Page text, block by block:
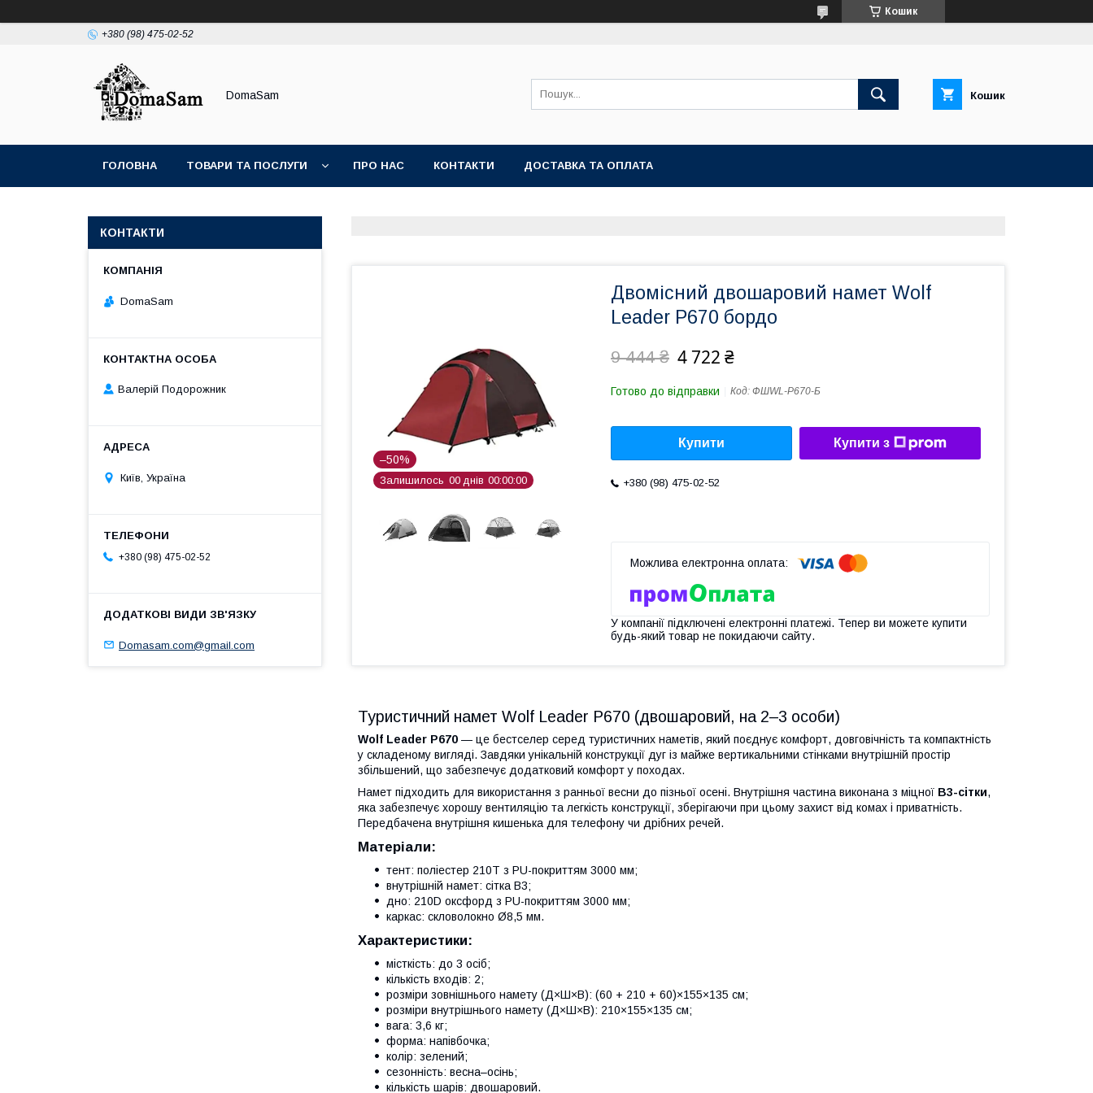
Кошик
+380 (98) 475-02-52
DomaSam Кошик
ГОЛОВНА ТОВАРИ ТА ПОСЛУГИ ПРО НАС КОНТАКТИ ДОСТАВКА ТА ОПЛАТА
–50%
Залишилось 00 днів 00 00 00
Двомісний двошаровий намет Wolf
Leader P670 бордо
9 444 ₴ 4 722 ₴
Готово до відправки Код: ФШWL-P670-Б
Купити Купити з
+380 (98) 475-02-52
У компанії підключені електронні платежі. Тепер ви можете купити
будь-який товар не покидаючи сайту.
Туристичний намет Wolf Leader P670 (двошаровий, на 2–3 особи)
Wolf Leader P670 — це бестселер серед туристичних наметів, який поєднує комфорт, довговічність та компактність
у складеному вигляді. Завдяки унікальній конструкції дуг із майже вертикальними стінками внутрішній простір
збільшений, що забезпечує додатковий комфорт у походах.
Намет підходить для використання з ранньої весни до пізньої осені. Внутрішня частина виконана з міцної B3-сітки,
яка забезпечує хорошу вентиляцію та легкість конструкції, зберігаючи при цьому захист від комах і приватність.
Передбачена внутрішня кишенька для телефону чи дрібних речей.
Матеріали:
тент: поліестер 210T з PU-покриттям 3000 мм;
внутрішній намет: сітка B3;
дно: 210D оксфорд з PU-покриттям 3000 мм;
каркас: скловолокно Ø8,5 мм.
Характеристики:
місткість: до 3 осіб;
кількість входів: 2;
розміри зовнішнього намету (Д×Ш×В): (60 + 210 + 60)×155×135 см;
розміри внутрішнього намету (Д×Ш×В): 210×155×135 см;
вага: 3,6 кг;
форма: напівбочка;
колір: зелений;
сезонність: весна–осінь;
кількість шарів: двошаровий.
КОНТАКТИ
DomaSam
Валерій Подорожник
Київ, Україна
+380 (98) 475-02-52
Domasam.com@gmail.com